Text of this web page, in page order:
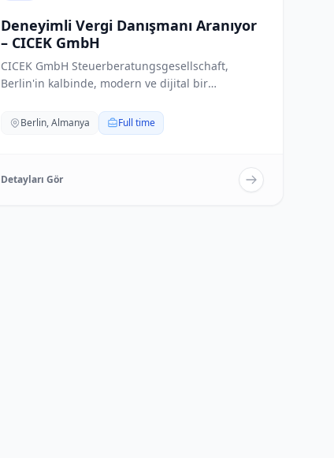
Deneyimli Vergi Danışmanı Aranıyor
– CICEK GmbH
CICEK GmbH Steuerberatungsgesellschaft,
Berlin'in kalbinde, modern ve dijital bir
Berlin, Almanya Full time
Detayları Gör